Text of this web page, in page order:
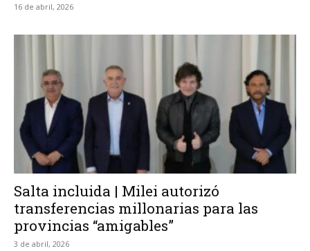
16 de abril, 2026
Salta incluida | Milei autorizó
transferencias millonarias para las
provincias “amigables”
3 de abril, 2026